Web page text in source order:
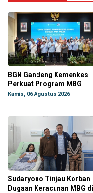
BGN Gandeng Kemenkes
Perkuat Program MBG
Kamis, 06 Agustus 2026
Sudaryono Tinjau Korban
Dugaan Keracunan MBG di